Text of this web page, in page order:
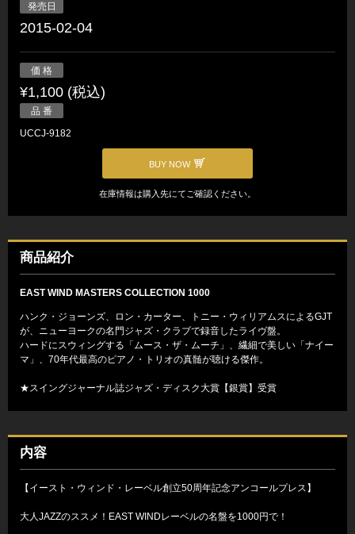
発売日
2015-02-04
価 格
¥1,100 (税込)
品 番
UCCJ-9182
BUY NOW
在庫情報は購入先にてご確認ください。
商品紹介
EAST WIND MASTERS COLLECTION 1000
ハンク・ジョーンズ、ロン・カーター、トニー・ウィリアムスによるGJT
が、ニューヨークの名門ジャズ・クラブで録音したライヴ盤。
ハードにスウィングする「ムース・ザ・ムーチ」、繊細で美しい「ナイー
マ」、70年代最高のピアノ・トリオの真髄が聴ける傑作。
★スイングジャーナル誌ジャズ・ディスク大賞【銀賞】受賞
内容
【イースト・ウィンド・レーベル創立50周年記念アンコールプレス】
大人JAZZのススメ！EAST WINDレーベルの名盤を1000円で！